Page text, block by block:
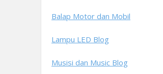
Balap Motor dan Mobil
Lampu LED Blog
Musisi dan Music Blog